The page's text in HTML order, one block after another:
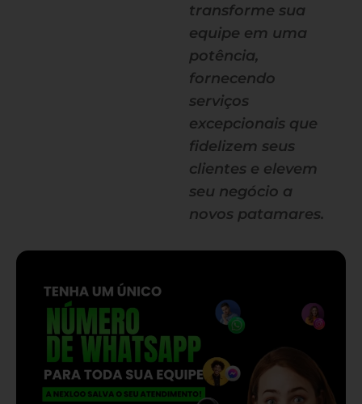
transforme sua
equipe em uma
potência,
fornecendo
serviços
excepcionais que
fidelizem seus
clientes e elevem
seu negócio a
novos patamares.